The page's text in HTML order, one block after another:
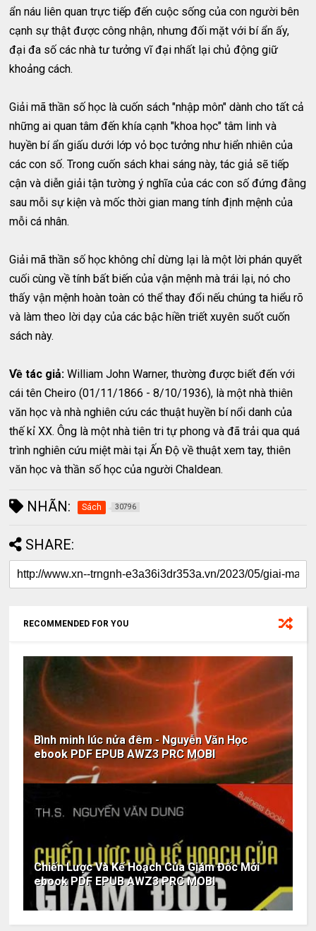
ẩn náu liên quan trực tiếp đến cuộc sống của con người bên
cạnh sự thật được công nhận, nhưng đối mặt với bí ẩn ấy,
đại đa số các nhà tư tưởng vĩ đại nhất lại chủ động giữ
khoảng cách.
Giải mã thần số học là cuốn sách "nhập môn" dành cho tất cả
những ai quan tâm đến khía cạnh "khoa học" tâm linh và
huyền bí ẩn giấu dưới lớp vỏ bọc tưởng như hiển nhiên của
các con số. Trong cuốn sách khai sáng này, tác giả sẽ tiếp
cận và diễn giải tận tường ý nghĩa của các con số đứng đằng
sau mỗi sự kiện và mốc thời gian mang tính định mệnh của
mỗi cá nhân.
Giải mã thần số học không chỉ dừng lại là một lời phán quyết
cuối cùng về tính bất biến của vận mệnh mà trái lại, nó cho
thấy vận mệnh hoàn toàn có thể thay đổi nếu chúng ta hiểu rõ
và làm theo lời dạy của các bậc hiền triết xuyên suốt cuốn
sách này.
Về tác giả:William John Warner, thường được biết đến với
cái tên Cheiro (01/11/1866 - 8/10/1936), là một nhà thiên
văn học và nhà nghiên cứu các thuật huyền bí nổi danh của
thế kỉ XX. Ông là một nhà tiên tri tự phong và đã trải qua quá
trình nghiên cứu miệt mài tại Ấn Độ về thuật xem tay, thiên
văn học và thần số học của người Chaldean.
NHÃN: Sách 30796
SHARE:
RECOMMENDED FOR YOU
Bình minh lúc nửa đêm - Nguyễn Văn Học
ebook PDF EPUB AWZ3 PRC MOBI
Chiến Lược Và Kế Hoạch Của Giám Đốc Mới
ebook PDF EPUB AWZ3 PRC MOBI